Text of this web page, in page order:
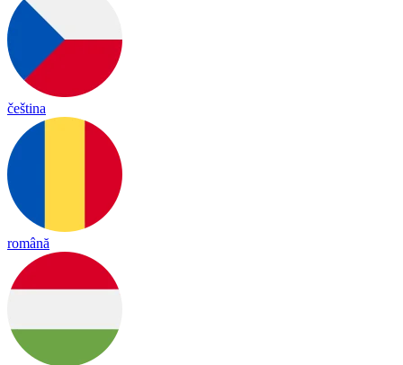
čeština
română